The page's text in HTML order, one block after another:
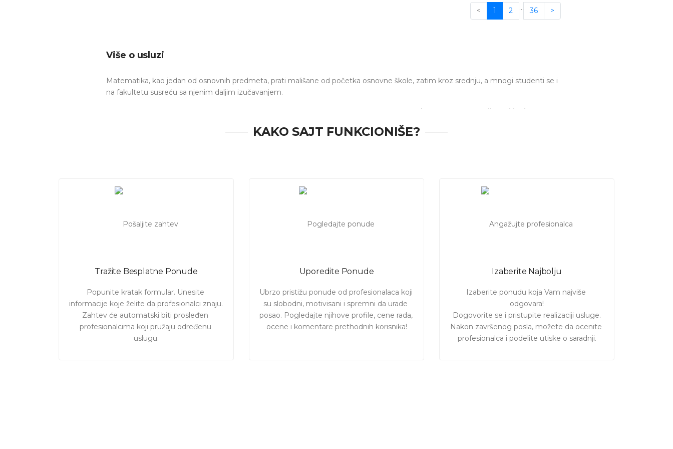
< 1 2 … 36 >
Više o usluzi
Matematika, kao jedan od osnovnih predmeta, prati mališane od početka osnovne škole, zatim kroz srednju, a mnogi studenti se i
na fakultetu susreću sa njenim daljim izučavanjem.
matematike prijemni ispit
fakultetu, na pravom ste mestu. Utrenu.com je sajt gde možete jednostavno i brzo da pronađete nastavnika matematike u
Beogradu. Individualni časovi matematike, časovi u grupi, mogućnost online časova. Pošaljite zahtev i pogledajte ponude profesora
KAKO SAJT FUNKCIONIŠE?
Tražite Besplatne Ponude
Popunite kratak formular. Unesite
informacije koje želite da profesionalci znaju.
Zahtev će automatski biti prosleđen
profesionalcima koji pružaju određenu
uslugu.
Uporedite Ponude
Ubrzo pristižu ponude od profesionalaca koji
su slobodni, motivisani i spremni da urade
posao. Pogledajte njihove profile, cene rada,
ocene i komentare prethodnih korisnika!
Izaberite Najbolju
Izaberite ponudu koja Vam najviše
odgovara!
Dogovorite se i pristupite realizaciji usluge.
Nakon završenog posla, možete da ocenite
profesionalca i podelite utiske o saradnji.